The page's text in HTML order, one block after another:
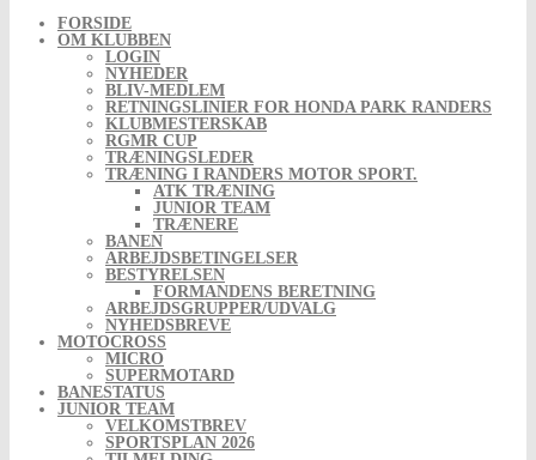
FORSIDE
OM KLUBBEN
LOGIN
NYHEDER
BLIV-MEDLEM
RETNINGSLINIER FOR HONDA PARK RANDERS
KLUBMESTERSKAB
RGMR CUP
TRÆNINGSLEDER
TRÆNING I RANDERS MOTOR SPORT.
ATK TRÆNING
JUNIOR TEAM
TRÆNERE
BANEN
ARBEJDSBETINGELSER
BESTYRELSEN
FORMANDENS BERETNING
ARBEJDSGRUPPER/UDVALG
NYHEDSBREVE
MOTOCROSS
MICRO
SUPERMOTARD
BANESTATUS
JUNIOR TEAM
VELKOMSTBREV
SPORTSPLAN 2026